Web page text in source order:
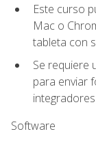
Este curso
Mac o
tableta con
Se requiere
para enviar
Software